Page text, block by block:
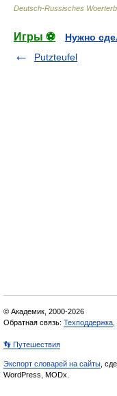
Deutsch-Russisches
Игры ⚽
Нужно
Putzteufel
© Академик, 2000-2026
Обратная связь: Техподдержка
👣 Путешествия
Экспорт словарей на сайты ,
WordPress, MODx.